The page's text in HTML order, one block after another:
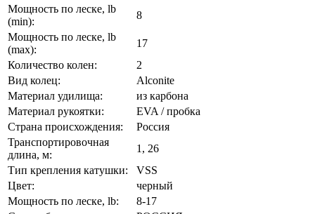
Мощность по леске, lb
(min):
8
Мощность по леске, lb
(max):
17
Количество колен:
2
Вид колец:
Alconite
Материал удилища:
из карбона
Материал рукоятки:
EVA / пробка
Страна происхождения:
Россия
Транспортировочная
длина, м:
1, 26
Тип крепления катушки:
VSS
Цвет:
черный
Мощность по леске, lb:
8-17